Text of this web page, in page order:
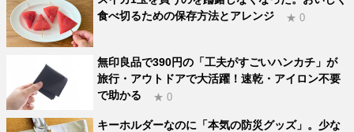
食べ切るための保存方法とアレンジ
★ 0
無印良品で390円の「工夫がすごいハンカチ」が
旅行・アウトドアで大活躍！速乾・アイロン不要
で助かる
★ 0
キーホルダーなのに「本気の防災グッズ」。少な